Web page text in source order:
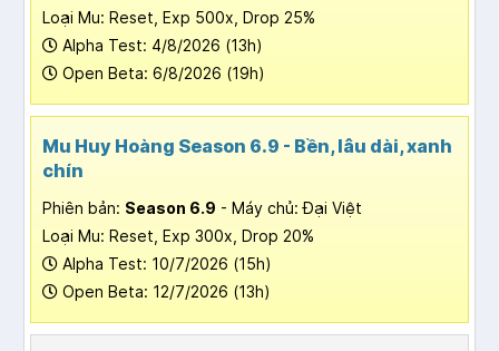
Loại Mu: Reset, Exp 500x, Drop 25%
Alpha Test: 4/8/2026 (13h)
Open Beta: 6/8/2026 (19h)
Mu Huy Hoàng Season 6.9 - Bền, lâu dài, xanh
chín
Phiên bản: Season 6.9 - Máy chủ: Đại Việt
Loại Mu: Reset, Exp 300x, Drop 20%
Alpha Test: 10/7/2026 (15h)
Open Beta: 12/7/2026 (13h)